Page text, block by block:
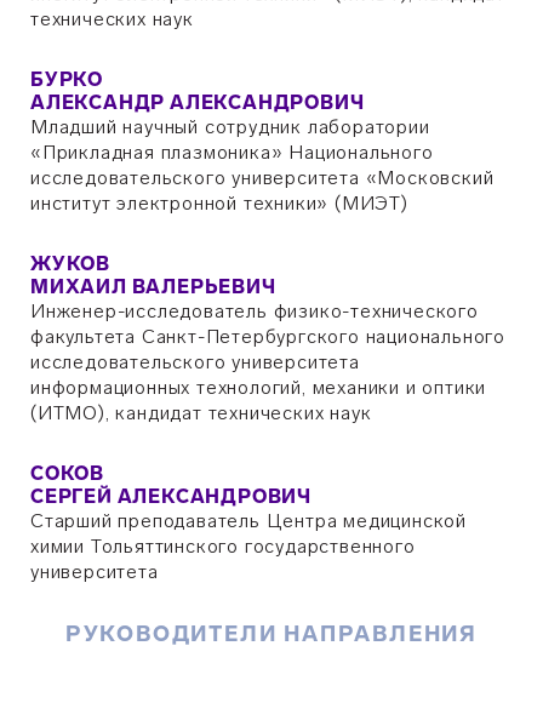
технических наук
БУРКО
АЛЕКСАНДР АЛЕКСАНДРОВИЧ
Младший научный сотрудник лаборатории
«Прикладная плазмоника» Национального
исследовательского университета «Московский
институт электронной техники» (МИЭТ)
ЖУКОВ
МИХАИЛ ВАЛЕРЬЕВИЧ
Инженер-исследователь физико-технического
факультета Санкт-Петербургского национального
исследовательского университета
информационных технологий, механики и оптики
(ИТМО), кандидат технических наук
СОКОВ
СЕРГЕЙ АЛЕКСАНДРОВИЧ
Старший преподаватель Центра медицинской
химии Тольяттинского государственного
университета
РУКОВОДИТЕЛИ НАПРАВЛЕНИЯ